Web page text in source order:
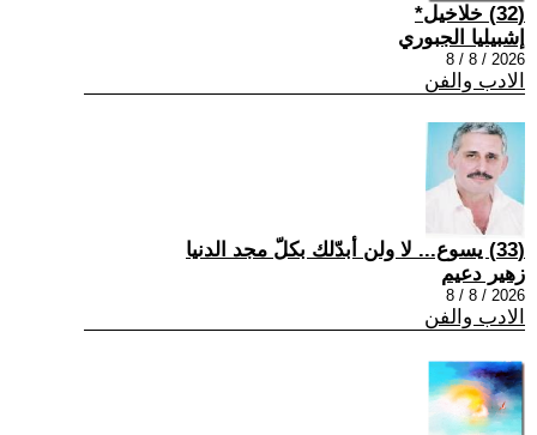
(32) خلاخيل*
إشبيليا الجبوري
2026 / 8 / 8
الادب والفن
(33) يسوع... لا ولن أبدّلك بكلّ مجد الدنيا
زهير دعيم
2026 / 8 / 8
الادب والفن